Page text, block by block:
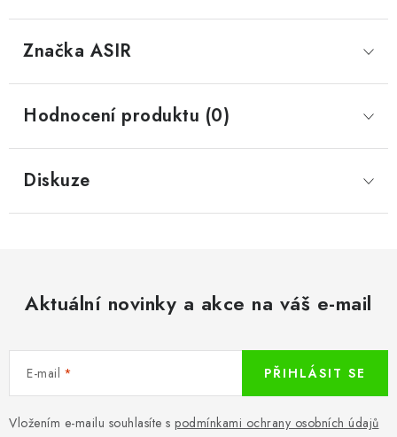
Značka ASIR
Hodnocení produktu (0)
Diskuze
Aktuální novinky a akce na váš e-mail
E-mail
Vložením e-mailu souhlasíte s podmínkami ochrany osobních údajů
PŘIHLÁSIT SE